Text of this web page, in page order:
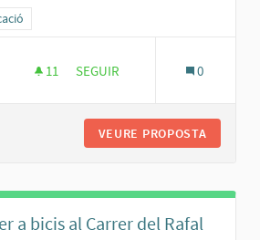
la categoria: Previst / en planificació
11 11 SEGUIDORES
SEGUIR 0
VEURE PROPOSTA
a bicis al Carrer del Rafal